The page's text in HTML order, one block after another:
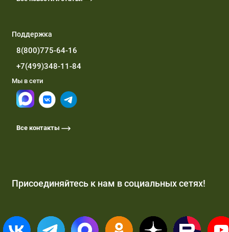
Поддержка
8(800)775-64-16
+7(499)348-11-84
Мы в сети
Все контакты
Присоединяйтесь к нам в социальных сетях!